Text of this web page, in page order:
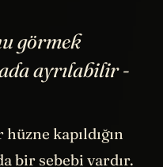
görmek
kapıldığın